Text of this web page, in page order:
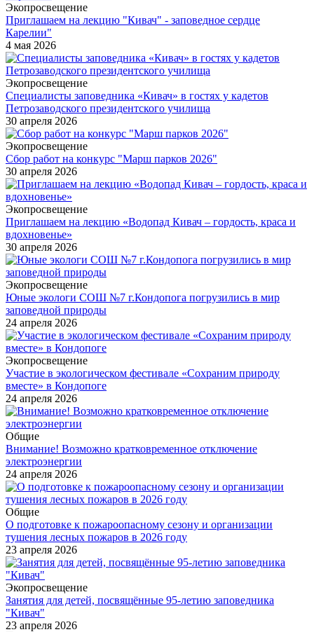
Экопросвещение
Приглашаем на лекцию "Кивач" - заповедное сердце
Карелии"
4 мая 2026
Экопросвещение
Специалисты заповедника «Кивач» в гостях у кадетов
Петрозаводского президентского училища
30 апреля 2026
Экопросвещение
Сбор работ на конкурс "Марш парков 2026"
30 апреля 2026
Экопросвещение
Приглашаем на лекцию «Водопад Кивач – гордость, краса и
вдохновенье»
30 апреля 2026
Экопросвещение
Юные экологи СОШ №7 г.Кондопога погрузились в мир
заповедной природы
24 апреля 2026
Экопросвещение
Участие в экологическом фестивале «Сохраним природу
вместе» в Кондопоге
24 апреля 2026
Общие
Внимание! Возможно кратковременное отключение
электроэнергии
24 апреля 2026
Общие
О подготовке к пожароопасному сезону и организации
тушения лесных пожаров в 2026 году
23 апреля 2026
Экопросвещение
Занятия для детей, посвящённые 95-летию заповедника
"Кивач"
23 апреля 2026